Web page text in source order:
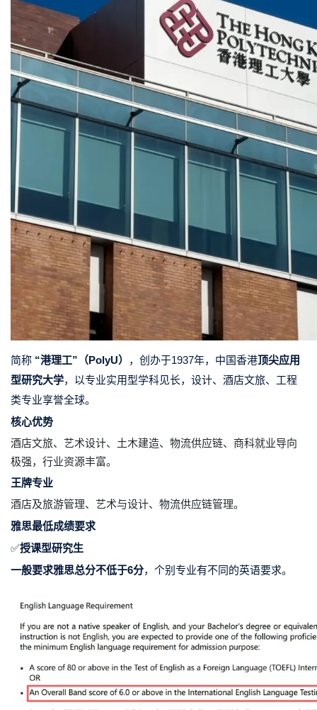
简称 “港理工”（PolyU） ，创办于1937年，中国香港顶尖应用
型研究大学，以专业实用型学科见长，设计、酒店文旅、工程
类专业享誉全球。
核心优势
酒店文旅、艺术设计、土木建造、物流供应链、商科就业导向
极强，行业资源丰富。
王牌专业
酒店及旅游管理、艺术与设计、物流供应链管理。
雅思最低成绩要求
✅授课型研究生
一般要求雅思总分不低于6分， 个别专业有不同的英语要求。